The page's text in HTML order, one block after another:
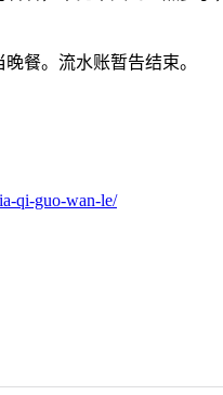
餐。流水账暂告结束。
qi-guo-wan-le/